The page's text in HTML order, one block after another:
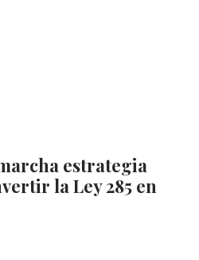
estrategia
la Ley 285 en